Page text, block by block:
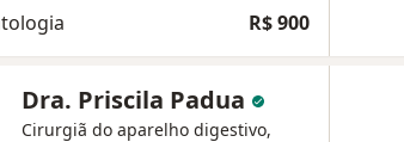
R$ 900
Dra. Priscila Padua
Cirurgiã do aparelho digestivo,